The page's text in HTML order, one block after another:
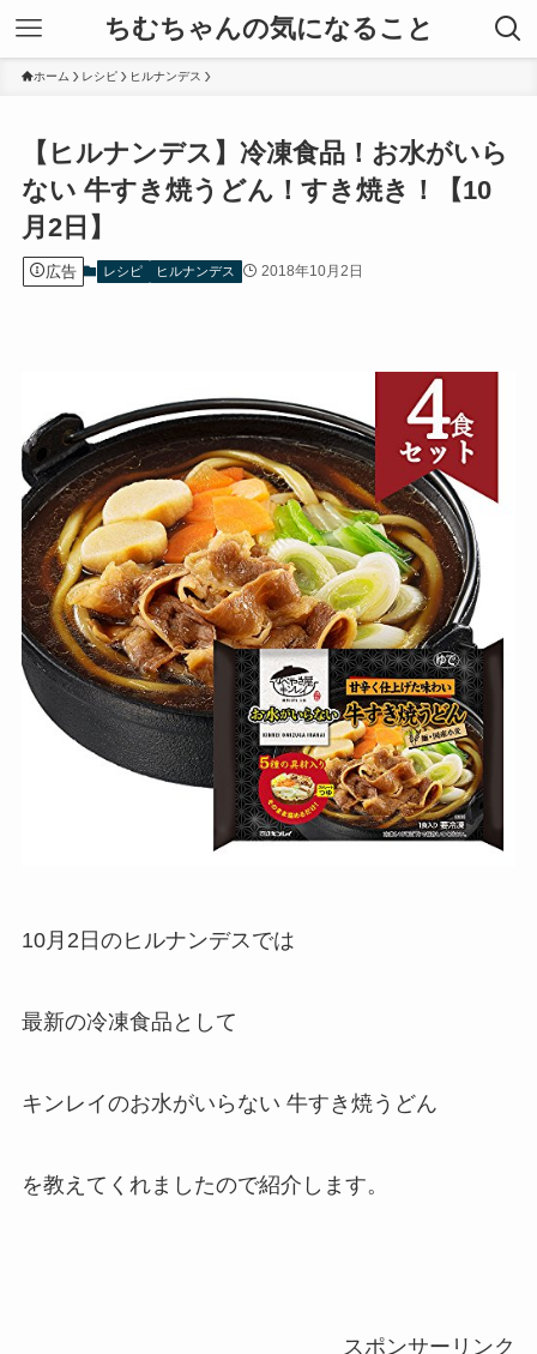
ちむちゃんの気になること
ホーム レシピ ヒルナンデス
【ヒルナンデス】冷凍食品！お水がいら
ない 牛すき焼うどん！すき焼き！【10
月2日】
広告 レシピ ヒルナンデス 2018年10月2日
10月2日のヒルナンデスでは
最新の冷凍食品として
キンレイのお水がいらない 牛すき焼うどん
を教えてくれましたので紹介します。
スポンサーリンク